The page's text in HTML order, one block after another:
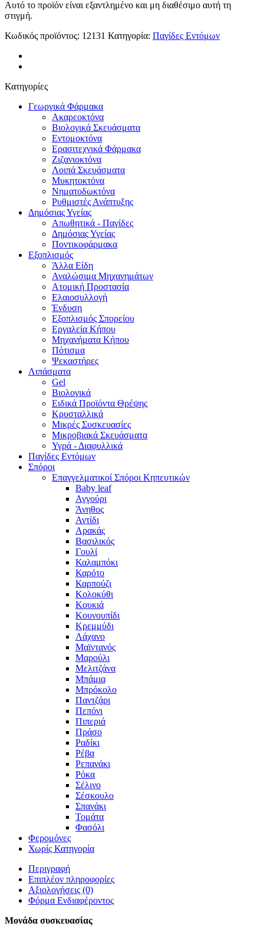
Αυτό το προϊόν είναι εξαντλημένο και μη διαθέσιμο αυτή τη
στιγμή.
Κωδικός προϊόντος: 12131 Κατηγορία: Παγίδες Εντόμων
Κατηγορίες
Γεωργικά Φάρμακα
Ακαρεοκτόνα
Βιολογικά Σκευάσματα
Εντομοκτόνα
Ερασιτεχνικά Φάρμακα
Ζιζανιοκτόνα
Λοιπά Σκευάσματα
Μυκητοκτόνα
Νηματοδωκτόνα
Ρυθμιστές Ανάπτυξης
Δημόσιας Υγείας
Απωθητικά - Παγίδες
Δημόσιας Υγείας
Ποντικοφάρμακα
Εξοπλισμός
Άλλα Είδη
Αναλώσιμα Μηχανημάτων
Ατομική Προστασία
Ελαιοσυλλογή
Ένδυση
Εξοπλισμός Σπορείου
Εργαλεία Κήπου
Μηχανήματα Κήπου
Πότισμα
Ψεκαστήρες
Λιπάσματα
Gel
Βιολογικά
Ειδικά Προϊόντα Θρέψης
Κρυσταλλικά
Μικρές Συσκευασίες
Μικροβιακά Σκευάσματα
Υγρά - Διαφυλλικά
Παγίδες Εντόμων
Σπόροι
Επαγγελματικοί Σπόροι Κηπευτικών
Baby leaf
Αγγούρι
Άνηθος
Αντίδι
Αρακάς
Βασιλικός
Γουλί
Καλαμπόκι
Καρότο
Καρπούζι
Κολοκύθι
Κουκιά
Κουνουπίδι
Κρεμμύδι
Λάχανο
Μαϊντανός
Μαρούλι
Μελιτζάνα
Μπάμια
Μπρόκολο
Παντζάρι
Πεπόνι
Πιπεριά
Πράσο
Ραδίκι
Ρέβα
Ρεπανάκι
Ρόκα
Σέλινο
Σέσκουλο
Σπανάκι
Τομάτα
Φασόλι
Φερομόνες
Χωρίς Κατηγορία
Περιγραφή
Επιπλέον πληροφορίες
Αξιολογήσεις (0)
Φόρμα Ενδιαφέροντος
Μονάδα συσκευασίας